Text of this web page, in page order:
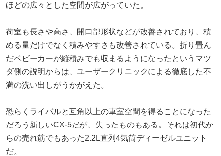
ほどの広々とした空間が広がっていた。
荷室も長さや高さ、開口部形状などが改善されており、積
める量だけでなく積みやすさも改善されている。折り畳ん
だベビーカーが縦積みでも収まるようになったというマツ
ダ側の説明からは、ユーザークリニックによる徹底した不
満の洗い出しがうかがえた。
恐らくライバルと互角以上の車室空間を得ることになった
だろう新しいCX-5だが、失ったものもある。それは初代か
らの売れ筋でもあった2.2L直列4気筒ディーゼルユニット
だ。